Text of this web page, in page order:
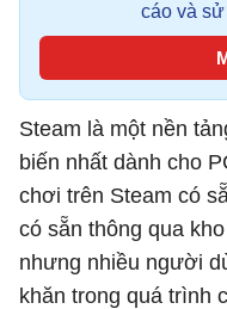
cáo và sử
Steam là một nền
biến nhất dành cho
chơi trên Steam có
có sẵn thông qua
nhưng nhiều người
khăn trong quá trình